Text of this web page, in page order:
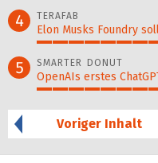
4 TERAFAB
Elon Musks Foundry
5 SMARTER DONUT
OpenAIs erstes
Voriger Inhalt